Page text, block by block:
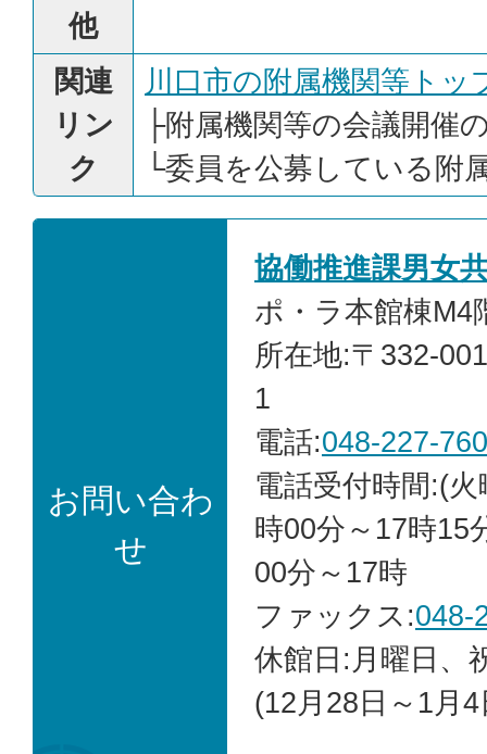
他
関連
リン
ク
川口市の附属機関等トッ
├附属機関等の会議開催
└委員を公募している附
お問い合わ
せ
協働推進課男女
ポ・ラ本館棟M4
所在地:〒332-
1
電話:048-227-
電話受付時間:(
時00分～17時15
00分～17時
ファックス:048-
休館日:月曜日、
(12月28日～1月4